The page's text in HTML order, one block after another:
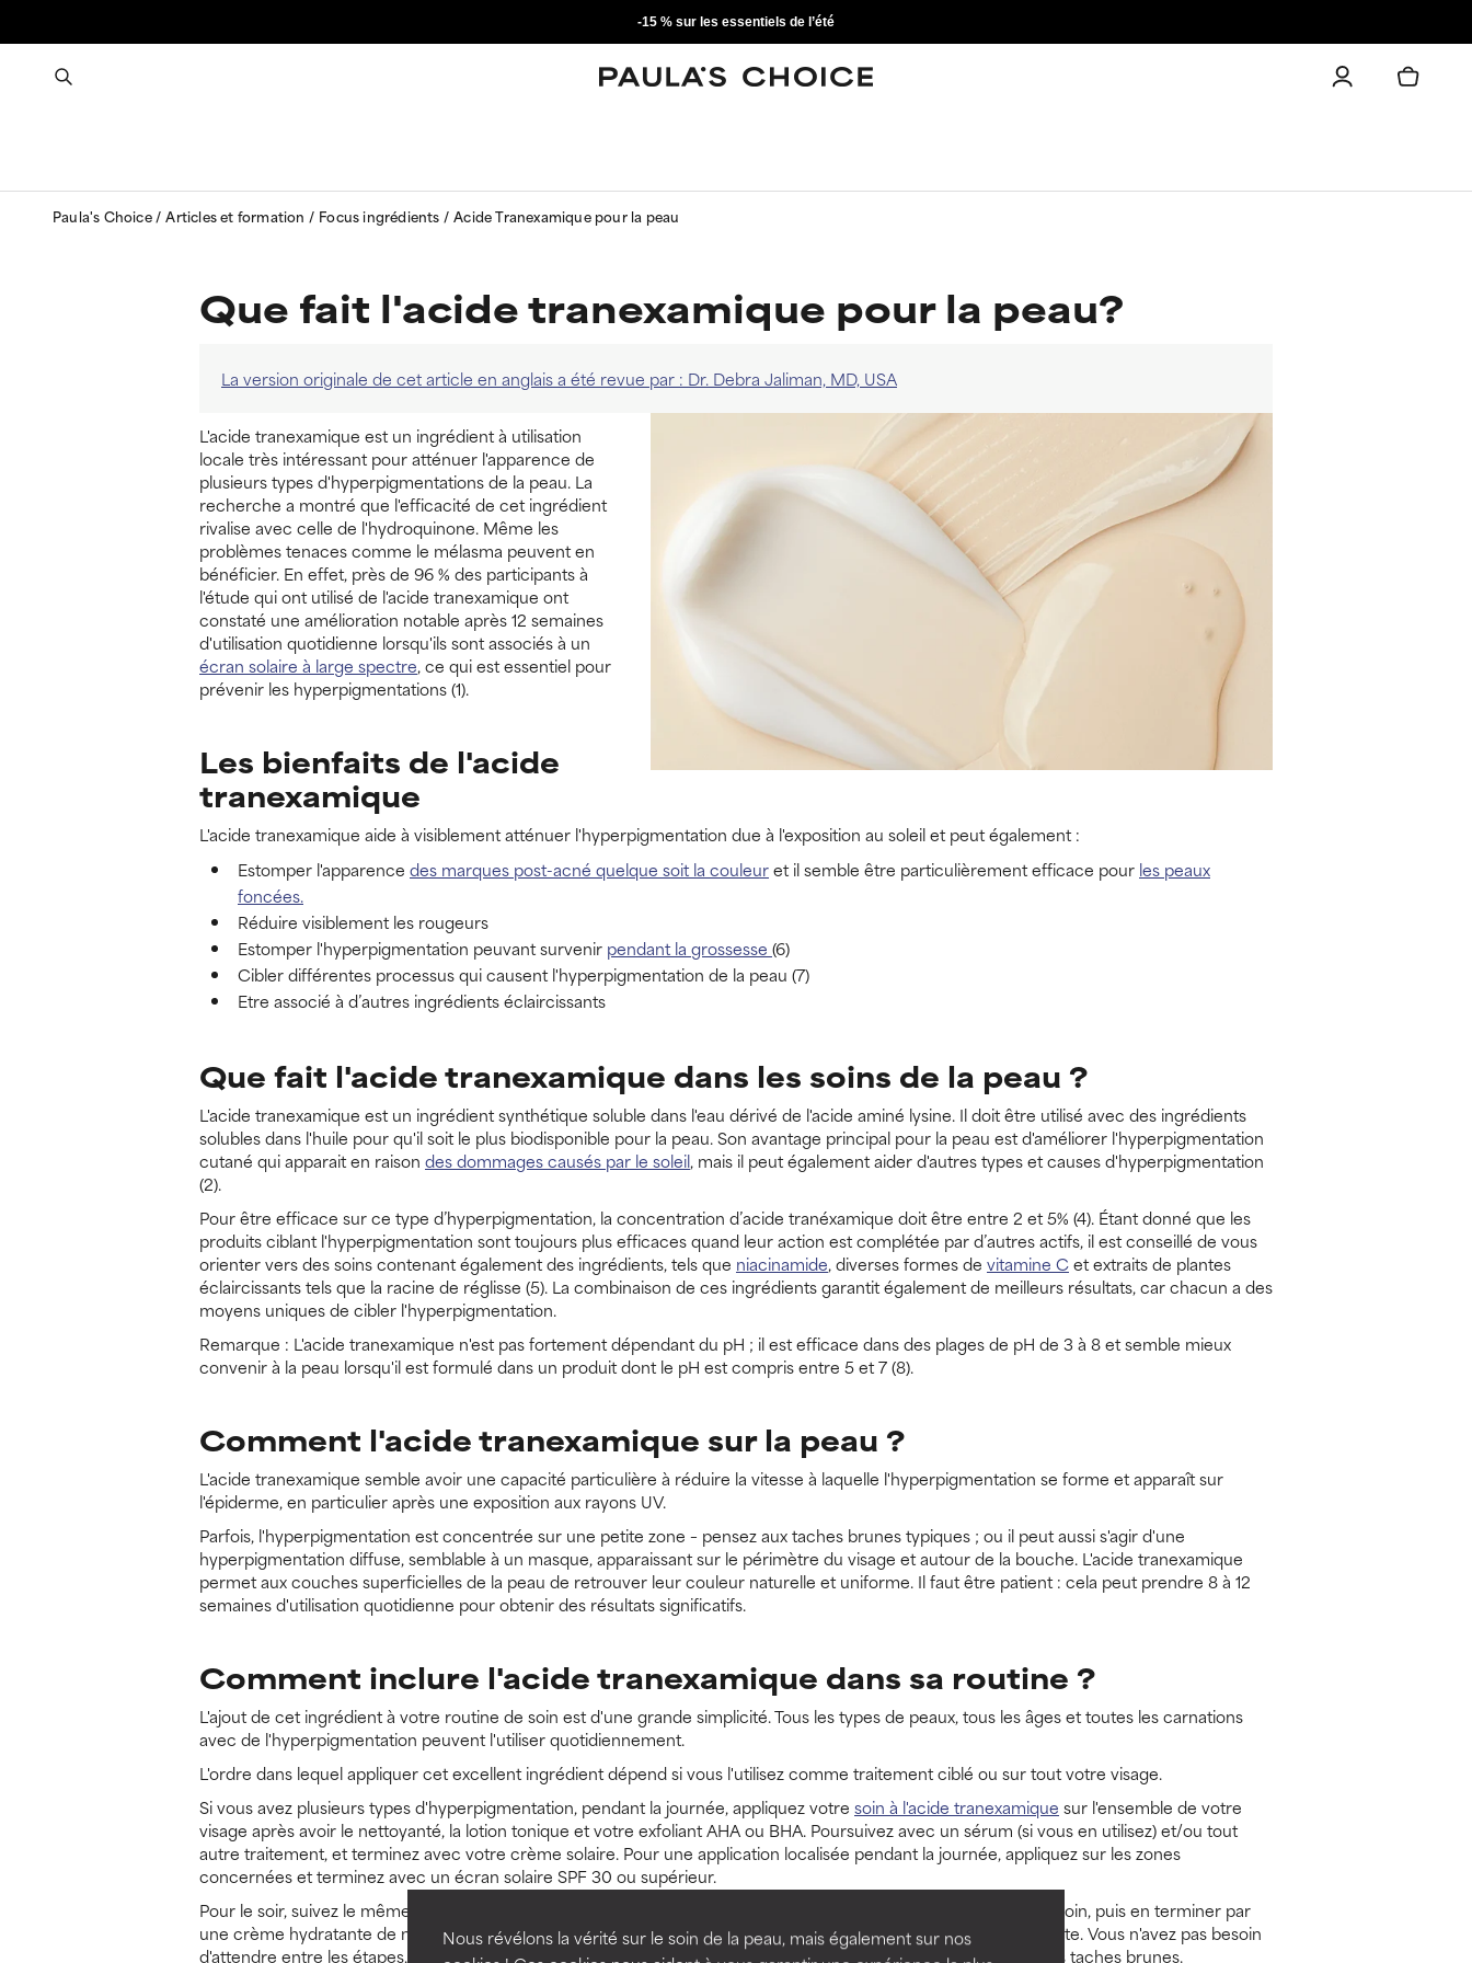
Nous révélons la vérité sur le soin de la peau, mais également sur nos
-15 % sur les essentiels de l’été
Paula's Choice Articles et formation Focus ingrédients Acide Tranexamique pour la peau
Que fait l'acide tranexamique pour la peau?
La version originale de cet article en anglais a été revue par : Dr. Debra Jaliman, MD, USA
L'acide tranexamique est un ingrédient à utilisation
locale très intéressant pour atténuer l'apparence de
plusieurs types d'hyperpigmentations de la peau. La
recherche a montré que l'efficacité de cet ingrédient
rivalise avec celle de l'hydroquinone. Même les
problèmes tenaces comme le mélasma peuvent en
bénéficier. En effet, près de 96 % des participants à
l'étude qui ont utilisé de l'acide tranexamique ont
constaté une amélioration notable après 12 semaines
d'utilisation quotidienne lorsqu'ils sont associés à un
écran solaire à large spectre, ce qui est essentiel pour
prévenir les hyperpigmentations (1).
Les bienfaits de l'acide
tranexamique
L'acide tranexamique aide à visiblement atténuer l'hyperpigmentation due à l'exposition au soleil et peut également :
Estomper l'apparence des marques post-acné quelque soit la couleuret il semble être particulièrement efficace pour les peaux
foncées.
Réduire visiblement les rougeurs
Estomper l'hyperpigmentation peuvant survenir pendant la grossesse (6)
Cibler différentes processus qui causent l'hyperpigmentation de la peau (7)
Etre associé à d’autres ingrédients éclaircissants
Que fait l'acide tranexamique dans les soins de la peau ?
L'acide tranexamique est un ingrédient synthétique soluble dans l'eau dérivé de l'acide aminé lysine. Il doit être utilisé avec des ingrédients
solubles dans l'huile pour qu'il soit le plus biodisponible pour la peau. Son avantage principal pour la peau est d'améliorer l'hyperpigmentation
cutané qui apparait en raison des dommages causés par le soleil, mais il peut également aider d'autres types et causes d'hyperpigmentation
(2).
Pour être efficace sur ce type d’hyperpigmentation, la concentration d’acide tranéxamique doit être entre 2 et 5% (4). Étant donné que les
produits ciblant l'hyperpigmentation sont toujours plus efficaces quand leur action est complétée par d’autres actifs, il est conseillé de vous
orienter vers des soins contenant également des ingrédients, tels que niacinamide, diverses formes de vitamine Cet extraits de plantes
éclaircissants tels que la racine de réglisse (5). La combinaison de ces ingrédients garantit également de meilleurs résultats, car chacun a des
moyens uniques de cibler l'hyperpigmentation.
Remarque : L'acide tranexamique n'est pas fortement dépendant du pH ; il est efficace dans des plages de pH de 3 à 8 et semble mieux
convenir à la peau lorsqu'il est formulé dans un produit dont le pH est compris entre 5 et 7 (8).
Comment l'acide tranexamique sur la peau ?
L'acide tranexamique semble avoir une capacité particulière à réduire la vitesse à laquelle l'hyperpigmentation se forme et apparaît sur
l'épiderme, en particulier après une exposition aux rayons UV.
Parfois, l'hyperpigmentation est concentrée sur une petite zone – pensez aux taches brunes typiques ; ou il peut aussi s'agir d'une
hyperpigmentation diffuse, semblable à un masque, apparaissant sur le périmètre du visage et autour de la bouche. L'acide tranexamique
permet aux couches superficielles de la peau de retrouver leur couleur naturelle et uniforme. Il faut être patient : cela peut prendre 8 à 12
semaines d'utilisation quotidienne pour obtenir des résultats significatifs.
Comment inclure l'acide tranexamique dans sa routine ?
L'ajout de cet ingrédient à votre routine de soin est d'une grande simplicité. Tous les types de peaux, tous les âges et toutes les carnations
avec de l'hyperpigmentation peuvent l'utiliser quotidiennement.
L'ordre dans lequel appliquer cet excellent ingrédient dépend si vous l'utilisez comme traitement ciblé ou sur tout votre visage.
Si vous avez plusieurs types d'hyperpigmentation, pendant la journée, appliquez votre soin à l'acide tranexamique sur l'ensemble de votre
visage après avoir le nettoyanté, la lotion tonique et votre exfoliant AHA ou BHA. Poursuivez avec un sérum (si vous en utilisez) et/ou tout
autre traitement, et terminez avec votre crème solaire. Pour une application localisée pendant la journée, appliquez sur les zones
concernées et terminez avec un écran solaire SPF 30 ou supérieur.
Pour le soir, suivez le même ordre, en appliquant sur tout le visage et en suivant avec d'autres soins de nuit au besoin, puis en terminer par
une crème hydratante de nuit. Pour une application localisée, tamponnez et terminez avec votre crème hydratante. Vous n'avez pas besoin
d'attendre entre les étapes, mais veillez à concentrerr autant que possible le produit à l'acide tranexamique sur les taches brunes.